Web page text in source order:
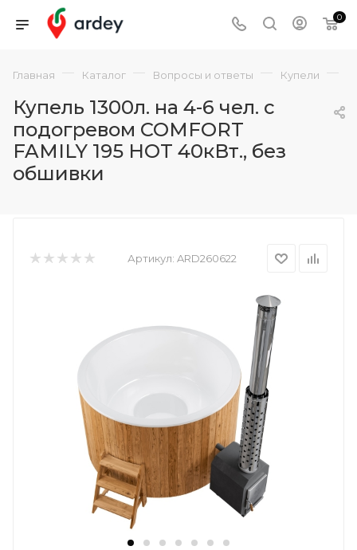
0
Главная — Каталог — Вопросы и ответы — Купели —
Купель 1300л. на 4-6 чел. с
подогревом COMFORT
FAMILY 195 HOT 40кВт., без
обшивки
Артикул: ARD260622